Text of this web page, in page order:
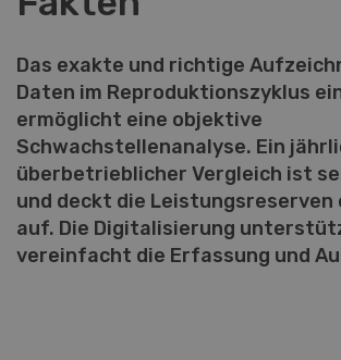
Das exakte und richtige
Daten im Reproduktionszyklus
ermöglicht eine objektive
Schwachstellenanalyse. Ein
überbetrieblicher Vergleich ist
und deckt die Leistungsreserven
auf. Die Digitalisierung
vereinfacht die Erfassung und